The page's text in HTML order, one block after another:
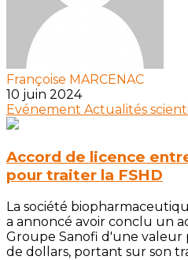
Françoise MARCENAC
10 juin 2024
Evénement Actualités
Accord de licence
pour traiter la FSHD
La société
a annoncé avoir conclu un
Groupe Sanofi d'une
de dollars, portant sur son